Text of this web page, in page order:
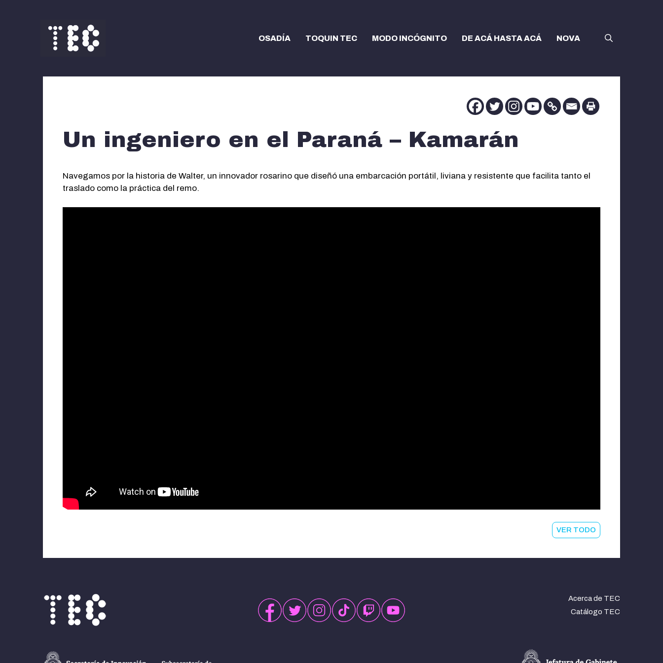
OSADÍA TOQUIN TEC MODO INCÓGNITO DE ACÁ HASTA ACÁ NOVA
Un ingeniero en el Paraná – Kamarán
Navegamos por la historia de Walter, un innovador rosarino que diseñó una embarcación portátil, liviana y resistente que facilita tanto el
traslado como la práctica del remo.
VER TODO
Acerca de TEC
Catálogo TEC